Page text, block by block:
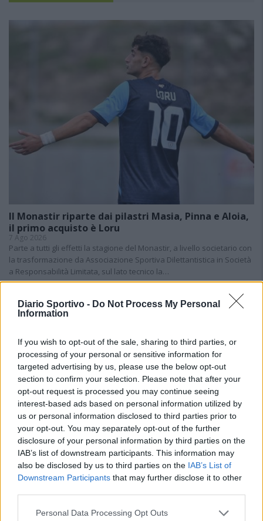
Diario Sportivo - Do Not Process My Personal
Information
If you wish to opt-out of the sale, sharing to third parties, or
processing of your personal or sensitive information for
targeted advertising by us, please use the below opt-out
section to confirm your selection. Please note that after your
opt-out request is processed you may continue seeing
interest-based ads based on personal information utilized by
us or personal information disclosed to third parties prior to
your opt-out. You may separately opt-out of the further
disclosure of your personal information by third parties on the
IAB’s list of downstream participants. This information may
also be disclosed by us to third parties on the IAB’s List of
Downstream Participants that may further disclose it to other
Personal Data Processing Opt Outs
Il Monastir riparte dai pilastri Masia, Pinna e Aloia,
il primo acquisto è Loru
7 Ago 2026
Parte a tutti gli effetti la stagione del Monastir, a livello societario con
la trasformazione da Associazione Sportiva Dilettantistica in Società
a Responsabilità Limitata, sul lato tecnico la…
7 Ago 2026